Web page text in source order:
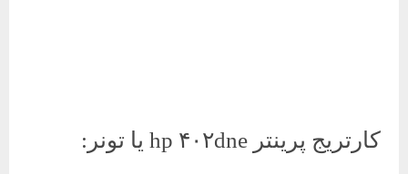
کارتریج پرینتر hp ۴۰۲dne یا تونر: